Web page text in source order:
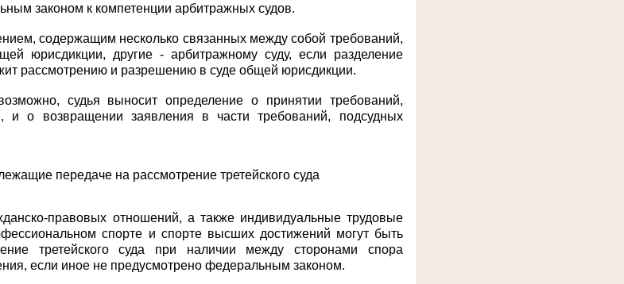
законом к компетенции арбитражных судов.
содержащим несколько связанных между собой требований,
юрисдикции, другие - арбитражному суду, если разделение
рассмотрению и разрешению в суде общей юрисдикции.
судья выносит определение о принятии требований,
и о возвращении заявления в части требований, подсудных
передаче на рассмотрение третейского суда
правовых отношений, а также индивидуальные трудовые
спорте и спорте высших достижений могут быть
третейского суда при наличии между сторонами спора
если иное не предусмотрено федеральным законом.